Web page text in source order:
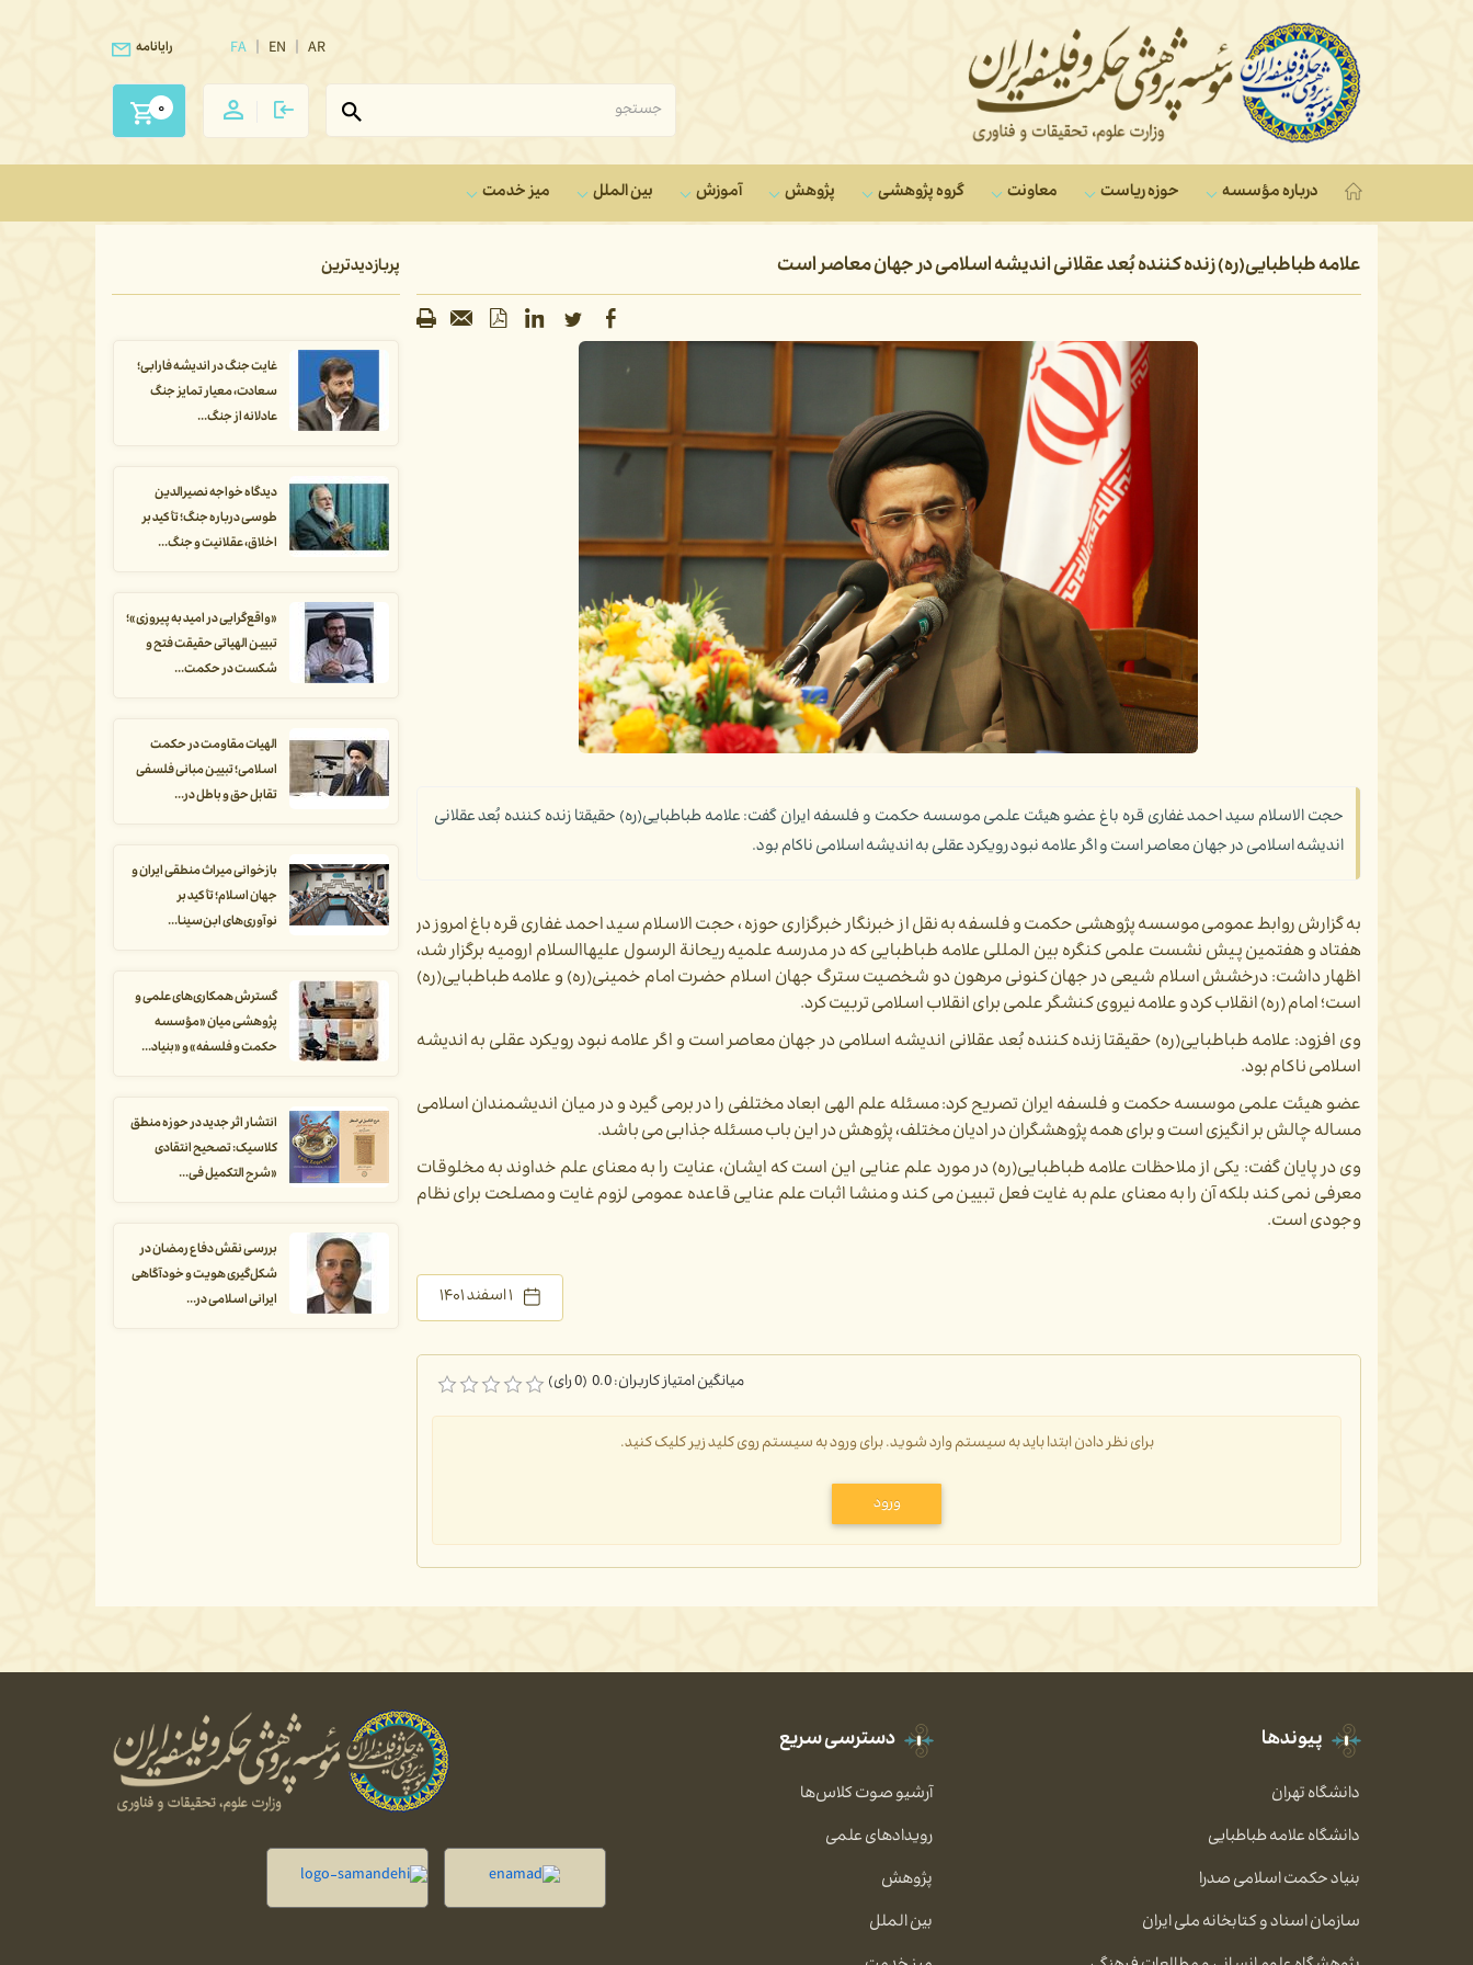
FA EN AR رایانامه
0
درباره مؤسسه حوزه ریاست معاونت‌ گروه‌ پژوهشی پژوهش آموزش بین الملل میز خدمت
علامه طباطبایی(ره) زنده کننده بُعد عقلانی اندیشه اسلامی در جهان معاصر است
حجت الاسلام سید احمد غفاری قره باغ عضو هیئت علمی موسسه حکمت و فلسفه ایران گفت: علامه طباطبایی(ره) حقیقتا زنده کننده بُعد عقلانی
اندیشه اسلامی در جهان معاصر است و اگر علامه نبود رویکرد عقلی به اندیشه اسلامی ناکام بود.
به گزارش روابط عمومی موسسه پژوهشی حکمت و فلسفه به نقل از خبرنگار خبرگزاری حوزه ، حجت الاسلام سید احمد غفاری قره باغ امروز در
هفتاد و هفتمین پیش نشست علمی کنگره بین المللی علامه طباطبایی که در مدرسه علمیه ریحانة الرسول علیهاالسلام ارومیه برگزار شد،
اظهار داشت: درخشش اسلام شیعی در جهان کنونی مرهون دو شخصیت سترگ جهان اسلام حضرت امام خمینی(ره) و علامه طباطبایی(ره)
است؛ امام (ره) انقلاب کرد و علامه نیروی کنشگر علمی برای انقلاب اسلامی تربیت کرد.
وی افزود: علامه طباطبایی(ره) حقیقتا زنده کننده بُعد عقلانی اندیشه اسلامی در جهان معاصر است و اگر علامه نبود رویکرد عقلی به اندیشه
اسلامی ناکام بود.
عضو هیئت علمی موسسه حکمت و فلسفه ایران تصریح کرد: مسئله علم الهی ابعاد مختلفی را در برمی گیرد و در میان اندیشمندان اسلامی
مساله چالش بر انگیزی است و برای همه پژوهشگران در ادیان مختلف، پژوهش در این باب مسئله جذابی می باشد.
وی در پایان گفت: یکی از ملاحظات علامه طباطبایی(ره) در مورد علم عنایی این است که ایشان، عنایت را به معنای علم خداوند به مخلوقات
معرفی نمی کند بلکه آن را به معنای علم به غایت فعل تبیین می کند و منشا اثبات علم عنایی قاعده عمومی لزوم غایت و مصلحت برای نظام
وجودی است.
۱ اسفند ۱۴۰۱
میانگین امتیاز کاربران: 0.0 (0 رای)
برای نظر دادن ابتدا باید به سیستم وارد شوید. برای ورود به سیستم روی کلید زیر کلیک کنید.
ورود
پربازدیدترین
غایت جنگ در اندیشه فارابی؛
سعادت، معیار تمایز جنگ
عادلانه از جنگ...
دیدگاه خواجه نصیرالدین
طوسی درباره جنگ؛ تأکید بر
اخلاق، عقلانیت و جنگ...
«واقع‌گرایی در امید به پیروزی»؛
تبیین الهیاتی حقیقت فتح و
شکست در حکمت...
الهیات مقاومت در حکمت
اسلامی؛ تبیین مبانی فلسفی
تقابل حق و باطل در...
بازخوانی میراث منطقی ایران و
جهان اسلام؛ تأکید بر
نوآوری‌های ابن‌سینا...
گسترش همکاری‌های علمی و
پژوهشی میان «مؤسسه
حکمت و فلسفه» و «بنیاد...
انتشار اثر جدید در حوزه منطق
کلاسیک: تصحیح انتقادی
«شرح التکمیل فی...
بررسی نقش دفاع رمضان در
شکل‌گیری هویت و خودآگاهی
ایرانی اسلامی در...
پیوندها
دانشگاه تهران
دانشگاه علامه طباطبایی
بنیاد حکمت اسلامی صدرا
سازمان اسناد و کتابخانه ملی ایران
دسترسی سریع
آرشیو صوت کلاس‌ها
رویدادهای علمی
پژوهش
بین الملل